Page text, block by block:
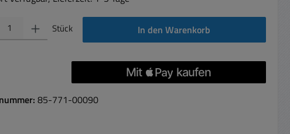
Anzahl: Gib den gewünschten Wert ein oder benutze die Schaltflächen um die
Stück In den Warenkorb
85-771-00090